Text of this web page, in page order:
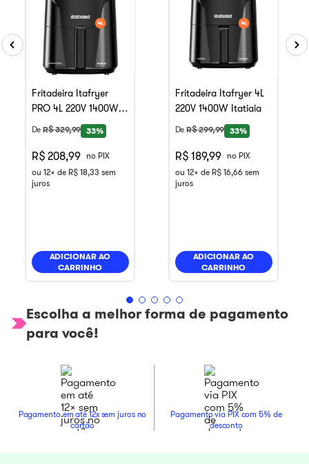
Fritadeira Itafryer
PRO 4L 220V 1400W
Itatiaia
DeR$329,99 33%
R$ 208,99
no PIX
ou 12x de R$ 18,33 sem
juros
ADICIONAR AO
CARRINHO
Fritadeira Itafryer 4L
220V 1400W Itatiaia
DeR$299,99 33%
R$ 189,99
no PIX
ou 12x de R$ 16,66 sem
juros
ADICIONAR AO
CARRINHO
Escolha a melhor forma de pagamento
para você!
Pagamento em até 12x sem juros no
cartão
Pagamento via PIX com 5% de
desconto